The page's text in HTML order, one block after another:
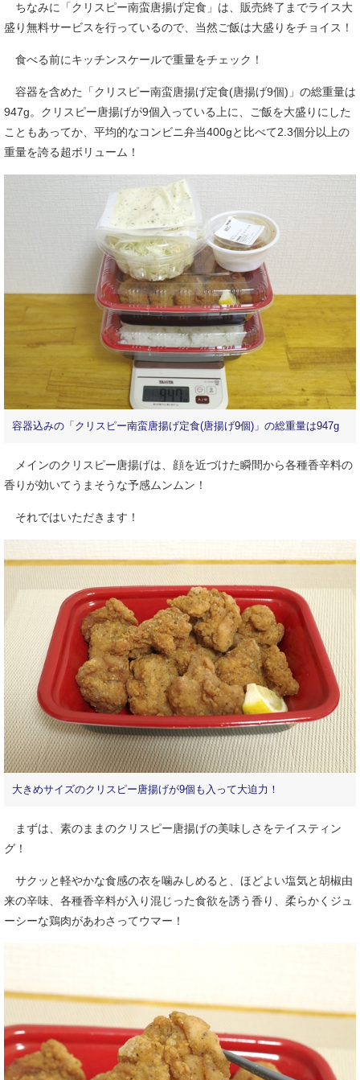
ちなみに「クリスピー南蛮唐揚げ定食」は、販売終了までライス大
盛り無料サービスを行っているので、当然ご飯は大盛りをチョイス！
食べる前にキッチンスケールで重量をチェック！
容器を含めた「クリスピー南蛮唐揚げ定食(唐揚げ9個)」の総重量は
947g。クリスピー唐揚げが9個入っている上に、ご飯を大盛りにした
こともあってか、平均的なコンビニ弁当400gと比べて2.3個分以上の
重量を誇る超ボリューム！
容器込みの「クリスピー南蛮唐揚げ定食(唐揚げ9個)」の総重量は947g
メインのクリスピー唐揚げは、顔を近づけた瞬間から各種香辛料の
香りが効いてうまそうな予感ムンムン！
それではいただきます！
大きめサイズのクリスピー唐揚げが9個も入って大迫力！
まずは、素のままのクリスピー唐揚げの美味しさをテイスティン
グ！
サクッと軽やかな食感の衣を噛みしめると、ほどよい塩気と胡椒由
来の辛味、各種香辛料が入り混じった食欲を誘う香り、柔らかくジュ
ーシーな鶏肉があわさってウマー！